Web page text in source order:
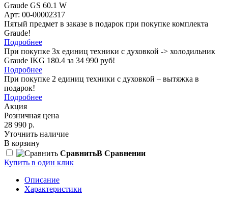
Graude GS 60.1 W
Арт: 00-00002317
Пятый предмет в заказе в подарок при покупке комплекта
Graude!
Подробнее
При покупке 3х единиц техники с духовкой -> холодильник
Graude IKG 180.4 за 34 990 руб!
Подробнее
При покупке 2 единиц техники с духовкой – вытяжка в
подарок!
Подробнее
Акция
Розничная цена
28 990 р.
Уточнить наличие
В корзину
СравнитьВ Сравнении
Купить в один клик
Описание
Характеристики